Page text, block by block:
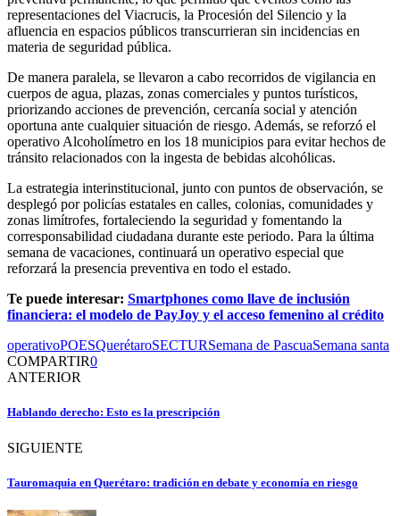
representaciones del Viacrucis, la Procesión del Silencio y la
afluencia en espacios públicos transcurrieran sin incidencias en
materia de seguridad pública.
De manera paralela, se llevaron a cabo recorridos de vigilancia en
cuerpos de agua, plazas, zonas comerciales y puntos turísticos,
priorizando acciones de prevención, cercanía social y atención
oportuna ante cualquier situación de riesgo. Además, se reforzó el
operativo Alcoholímetro en los 18 municipios para evitar hechos de
tránsito relacionados con la ingesta de bebidas alcohólicas.
La estrategia interinstitucional, junto con puntos de observación, se
desplegó por policías estatales en calles, colonias, comunidades y
zonas limítrofes, fortaleciendo la seguridad y fomentando la
corresponsabilidad ciudadana durante este periodo. Para la última
semana de vacaciones, continuará un operativo especial que
reforzará la presencia preventiva en todo el estado.
Te puede interesar: Smartphones como llave de inclusión
financiera: el modelo de PayJoy y el acceso femenino al crédito
operativoPOESQuerétaroSECTURSemana de PascuaSemana santa
COMPARTIR0
ANTERIOR
Hablando derecho: Esto es la prescripción
SIGUIENTE
Tauromaquia en Querétaro: tradición en debate y economía en riesgo